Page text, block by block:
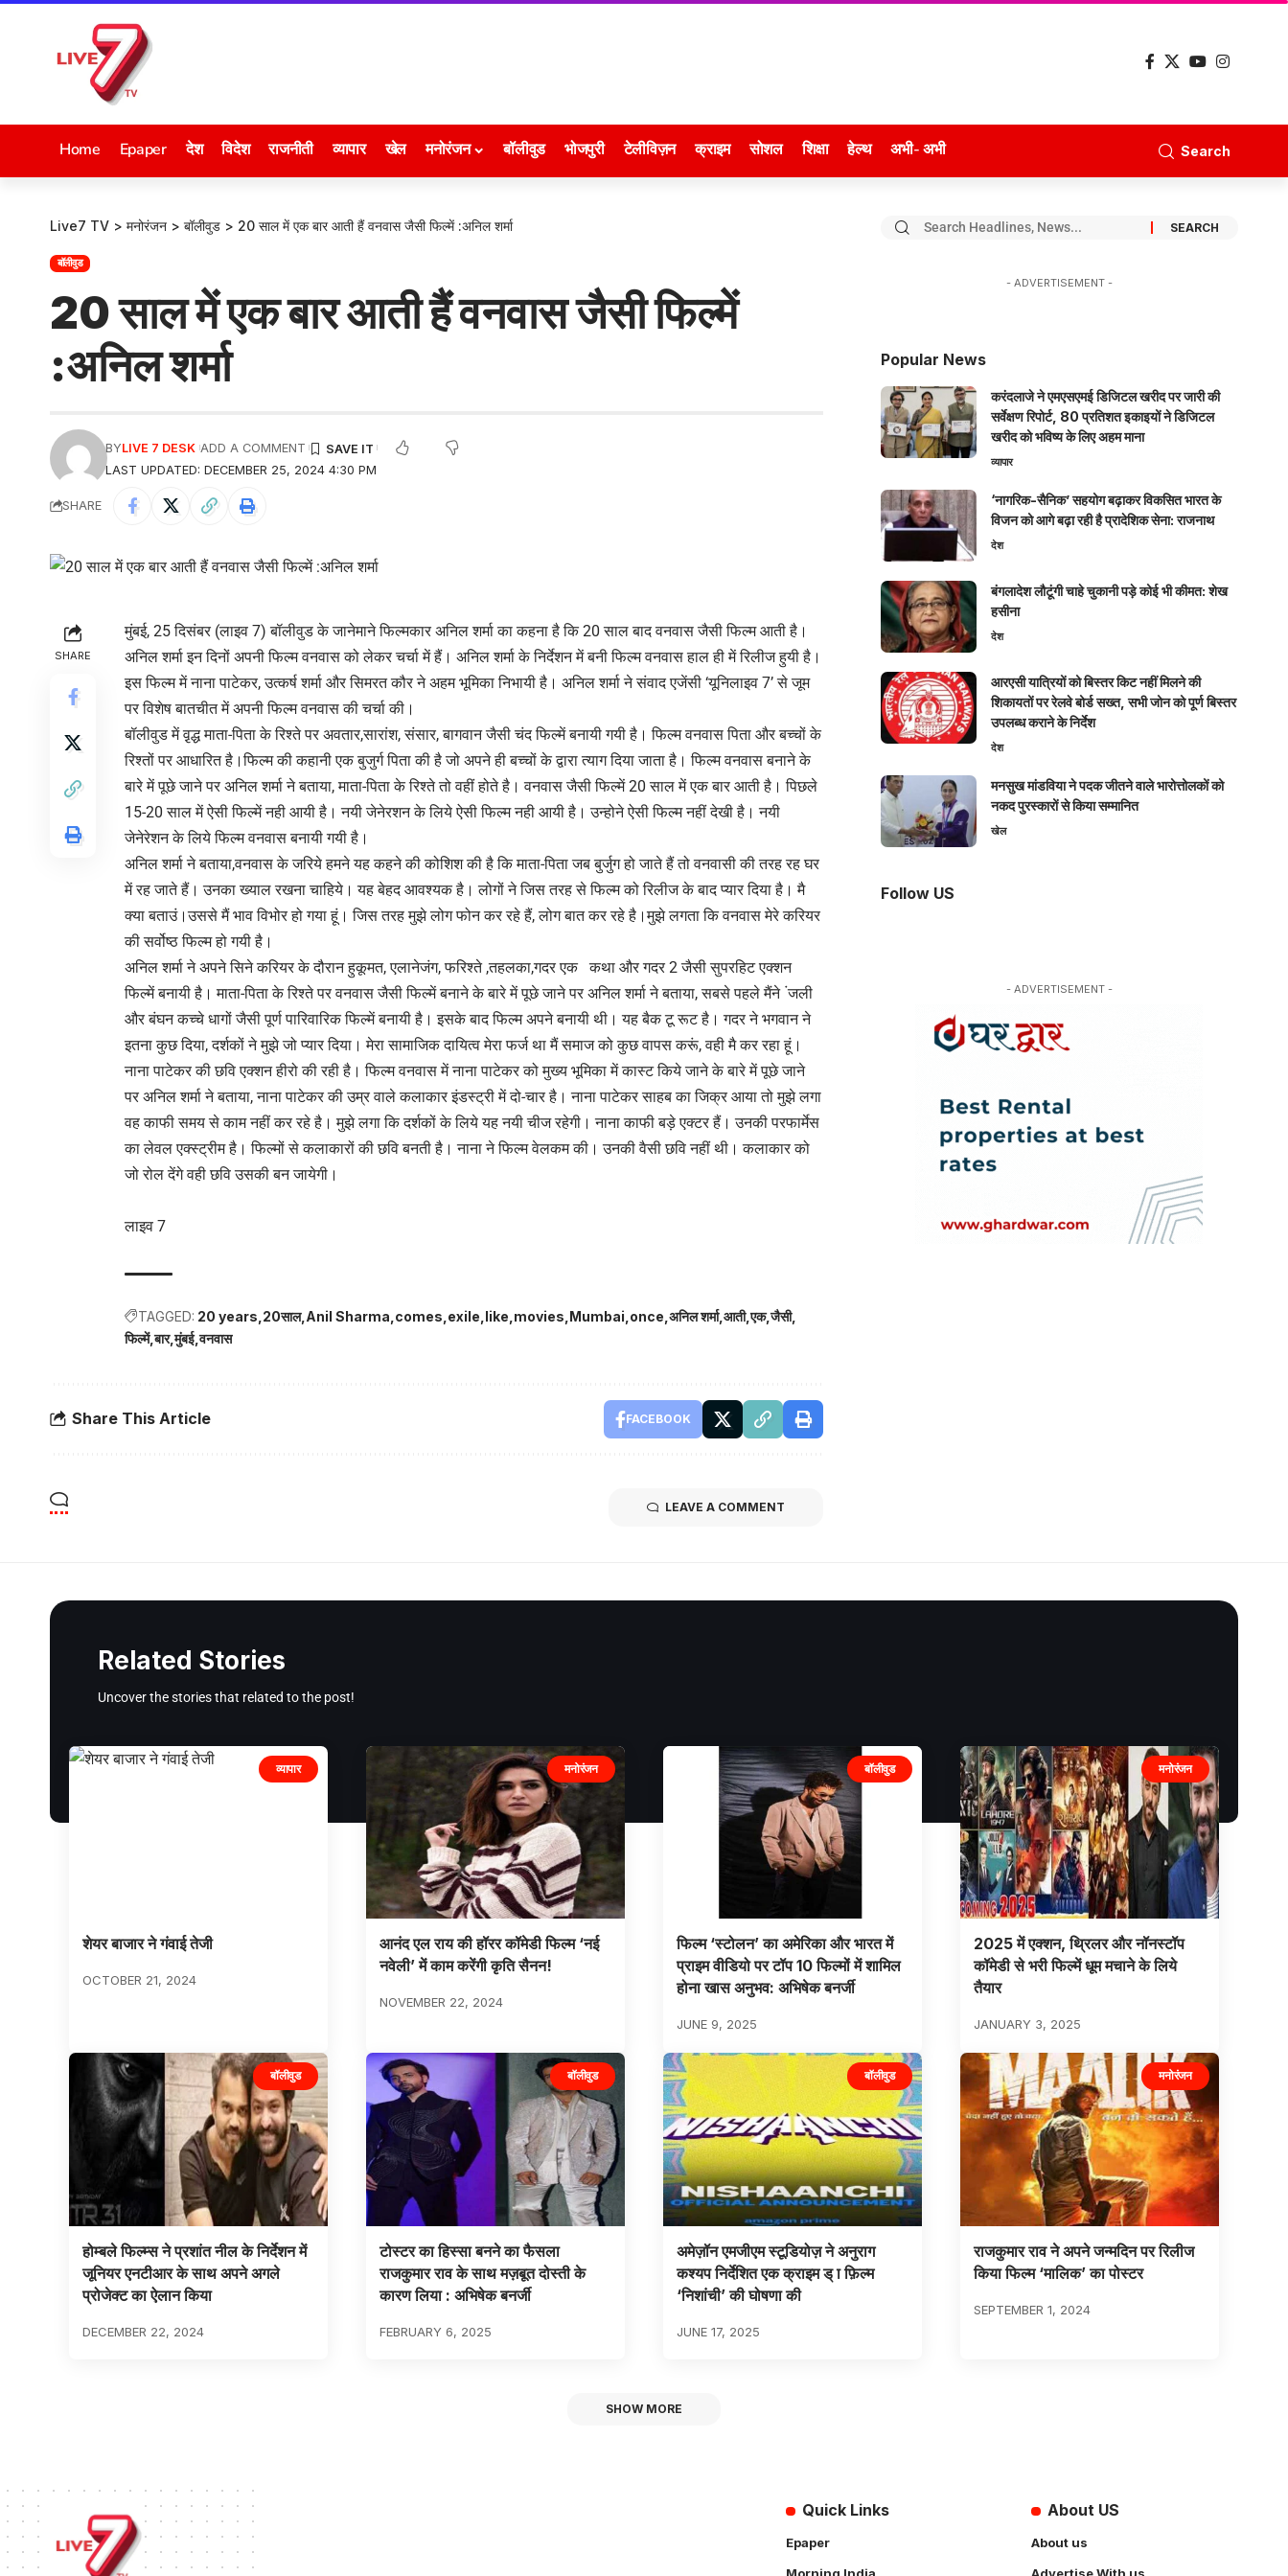
Home Epaper देश विदेश राजनीती व्यापार खेल मनोरंजन बॉलीवुड भोजपुरी टेलीविज़न क्राइम सोशल शिक्षा हेल्थ अभी- अभी Search
Live7 TV > मनोरंजन > बॉलीवुड > 20 साल में एक बार आती हैं वनवास जैसी फिल्में :अनिल शर्मा
बॉलीवुड
20 साल में एक बार आती हैं वनवास जैसी फिल्में
:अनिल शर्मा
LAST UPDATED: DECEMBER 25, 2024 4:30 PM
BYLIVE 7 DESK ADD A COMMENT
SHARE
SHARE
मुंबई, 25 दिसंबर (लाइव 7) बॉलीवुड के जानेमाने फिल्मकार अनिल शर्मा का कहना है कि 20 साल बाद वनवास जैसी फिल्म आती है।
अनिल शर्मा इन दिनों अपनी फिल्म वनवास को लेकर चर्चा में हैं। अनिल शर्मा के निर्देशन में बनी फिल्म वनवास हाल ही में रिलीज हुयी है।
इस फिल्म में नाना पाटेकर, उत्कर्ष शर्मा और सिमरत कौर ने अहम भूमिका निभायी है। अनिल शर्मा ने संवाद एजेंसी ‘यूनिलाइव 7’ से जूम
पर विशेष बातचीत में अपनी फिल्म वनवास की चर्चा की।
बॉलीवुड में वृ़द्ध माता-पिता के रिश्ते पर अवतार,सारांश, संसार, बागवान जैसी चंद फिल्में बनायी गयी है। फिल्म वनवास पिता और बच्चों के
रिश्तों पर आधारित है।फिल्म की कहानी एक बुजुर्ग पिता की है जो अपने ही बच्चों के द्वारा त्याग दिया जाता है। फिल्म वनवास बनाने के
बारे में पूछे जाने पर अनिल शर्मा ने बताया, माता-पिता के रिश्ते तो वहीं होते है। वनवास जैसी फिल्में 20 साल में एक बार आती है। पिछले
15-20 साल में ऐसी फिल्में नही आयी है। नयी जेनेरशन के लिये ऐसी फिल्म नही आयी है। उन्होने ऐसी फिल्म नहीं देखी है। नयी
जेनेरेशन के लिये फिल्म वनवास बनायी गयी है।
अनिल शर्मा ने बताया,वनवास के जरिये हमने यह कहने की कोशिश की है कि माता-पिता जब बुर्जुग हो जाते हैं तो वनवासी की तरह रह घर
में रह जाते हैं। उनका ख्याल रखना चाहिये। यह बेहद आवश्यक है। लोगों ने जिस तरह से फिल्म को रिलीज के बाद प्यार दिया है। मै
क्या बताउं।उससे मैं भाव विभोर हो गया हूं। जिस तरह मुझे लोग फोन कर रहे हैं, लोग बात कर रहे है।मुझे लगता कि वनवास मेरे करियर
की सर्वोष्ठ फिल्म हो गयी है।
अनिल शर्मा ने अपने सिने करियर के दौरान हुकूमत, एलानेजंग, फरिश्ते ,तहलका,गदर एक कथा और गदर 2 जैसी सुपरहिट एक्शन
फिल्में बनायी है। माता-पिता के रिश्ते पर वनवास जैसी फिल्में बनाने के बारे में पूछे जाने पर अनिल शर्मा ने बताया, सबसे पहले मैंने ंजली
और बंघन कच्चे धागों जैसी पूर्ण पारिवारिक फिल्में बनायी है। इसके बाद फिल्म अपने बनायी थी। यह बैक टू रूट है। गदर ने भगवान ने
इतना कुछ दिया, दर्शकों ने मुझे जो प्यार दिया। मेरा सामाजिक दायित्व मेरा फर्ज था मैं समाज को कुछ वापस करूं, वही मै कर रहा हूं।
नाना पाटेकर की छवि एक्शन हीरो की रही है। फिल्म वनवास में नाना पाटेकर को मुख्य भूमिका में कास्ट किये जाने के बारे में पूछे जाने
पर अनिल शर्मा ने बताया, नाना पाटेकर की उम्र वाले कलाकार इंडस्ट्री में दो-चार है। नाना पाटेकर साहब का जिक्र आया तो मुझे लगा
वह काफी समय से काम नहीं कर रहे है। मुझे लगा कि दर्शकों के लिये यह नयी चीज रहेगी। नाना काफी बड़े एक्टर हैं। उनकी परफार्मेस
का लेवल एक्स्ट्रीम है। फिल्मों से कलाकारों की छवि बनती है। नाना ने फिल्म वेलकम की। उनकी वैसी छवि नहीं थी। कलाकार को
जो रोल देंगे वही छवि उसकी बन जायेगी।
लाइव 7
TAGGED: 20 years 20साल Anil Sharma comes exile like movies Mumbai once अनिल शर्मा आती एक जैसी
फिल्में बार मुंबई वनवास
Share This Article FACEBOOK
LEAVE A COMMENT
- ADVERTISEMENT -
Popular News
करंदलाजे ने एमएसएमई डिजिटल खरीद पर जारी की
सर्वेक्षण रिपोर्ट, 80 प्रतिशत इकाइयों ने डिजिटल
खरीद को भविष्य के लिए अहम माना
व्यापार
‘नागरिक-सैनिक’ सहयोग बढ़ाकर विकसित भारत के
विजन को आगे बढ़ा रही है प्रादेशिक सेना: राजनाथ
देश
बंगलादेश लौटूंगी चाहे चुकानी पड़े कोई भी कीमत: शेख
हसीना
देश
आरएसी यात्रियों को बिस्तर किट नहीं मिलने की
शिकायतों पर रेलवे बोर्ड सख्त, सभी जोन को पूर्ण बिस्तर
उपलब्ध कराने के निर्देश
देश
मनसुख मांडविया ने पदक जीतने वाले भारोत्तोलकों को
नकद पुरस्कारों से किया सम्मानित
खेल
Follow US
- ADVERTISEMENT -
Related Stories
Uncover the stories that related to the post!
व्यापार
शेयर बाजार ने गंवाई तेजी
OCTOBER 21, 2024
मनोरंजन
आनंद एल राय की हॉरर कॉमेडी फिल्म ‘नई
नवेली’ में काम करेंगी कृति सैनन!
NOVEMBER 22, 2024
बॉलीवुड
फिल्म ‘स्टोलन’ का अमेरिका और भारत में
प्राइम वीडियो पर टॉप 10 फिल्मों में शामिल
होना खास अनुभव: अभिषेक बनर्जी
JUNE 9, 2025
मनोरंजन
2025 में एक्शन, थ्रिलर और नॉनस्टॉप
कॉमेडी से भरी फिल्में धूम मचाने के लिये
तैयार
JANUARY 3, 2025
बॉलीवुड
होम्बले फिल्म्स ने प्रशांत नील के निर्देशन में
जूनियर एनटीआर के साथ अपने अगले
प्रोजेक्ट का ऐलान किया
DECEMBER 22, 2024
बॉलीवुड
टोस्टर का हिस्सा बनने का फैसला
राजकुमार राव के साथ मज़बूत दोस्ती के
कारण लिया : अभिषेक बनर्जी
FEBRUARY 6, 2025
बॉलीवुड
अमेज़ॉन एमजीएम स्टूडियोज़ ने अनुराग
कश्यप निर्देशित एक क्राइम ड् ा फ़िल्म
‘निशांची’ की घोषणा की
JUNE 17, 2025
मनोरंजन
राजकुमार राव ने अपने जन्मदिन पर रिलीज
किया फिल्म ‘मालिक’ का पोस्टर
SEPTEMBER 1, 2024
SHOW MORE
Quick Links
Epaper
About US
About us